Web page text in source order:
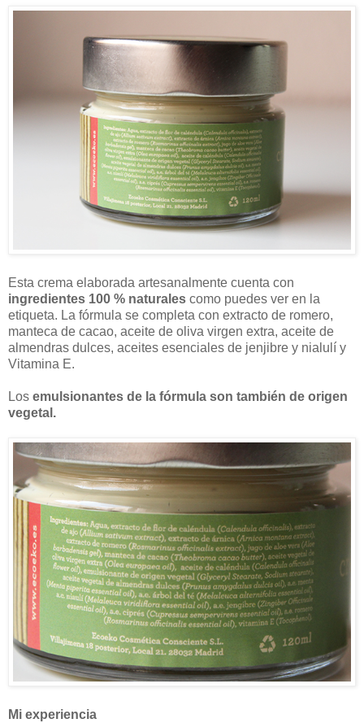
Esta crema elaborada artesanalmente cuenta con
ingredientes 100 % naturales como puedes ver en la
etiqueta. La fórmula se completa con extracto de romero,
manteca de cacao, aceite de oliva virgen extra, aceite de
almendras dulces, aceites esenciales de jenjibre y nialulí y
Vitamina E.
Los emulsionantes de la fórmula son también de origen
vegetal.
Mi experiencia